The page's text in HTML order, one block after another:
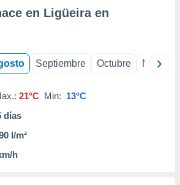
en Ligüeira en
Septiembre Octubre
21°C Min: 13°C
días
l/m²
h